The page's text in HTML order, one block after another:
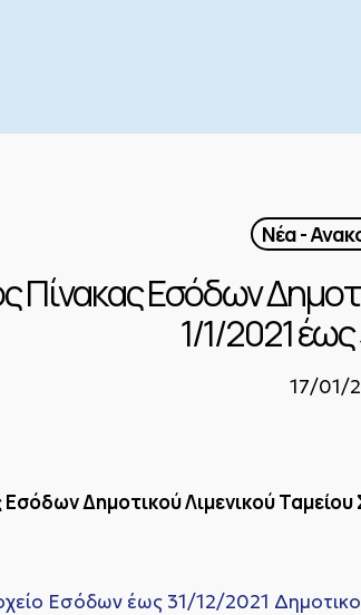
Νέα -
Πίνακας Εσόδων
1/1/2021
17/01/
Εσόδων Δημοτικού Λιμενικού
Εσόδων έως 31/12/2021